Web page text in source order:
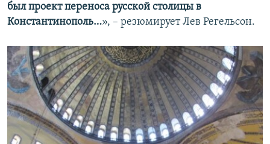
был проект переноса русской столицы в
Константинополь…», – резюмирует Лев Регельсон.